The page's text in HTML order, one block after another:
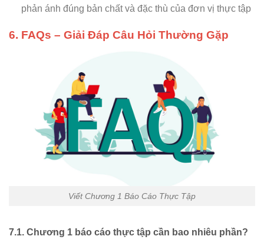
phản ánh đúng bản chất và đặc thù của đơn vị thực tập
6. FAQs – Giải Đáp Câu Hỏi Thường Gặp
Viết Chương 1 Báo Cáo Thực Tập
7.1. Chương 1 báo cáo thực tập cần bao nhiêu phần?